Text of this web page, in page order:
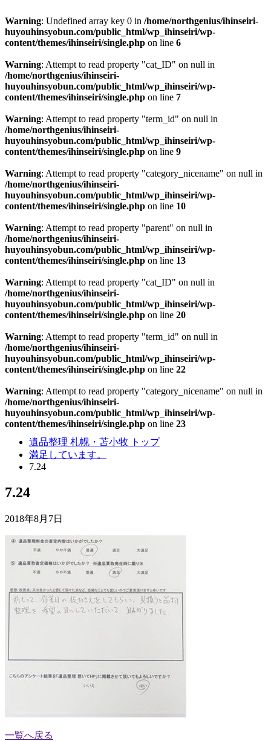
Warning: Undefined array key 0 in /home/northgenius/ihinseiri-
huyouhinsyobun.com/public_html/wp_ihinseiri/wp-
content/themes/ihinseiri/single.php on line 6
Warning: Attempt to read property "cat_ID" on null in
/home/northgenius/ihinseiri-
huyouhinsyobun.com/public_html/wp_ihinseiri/wp-
content/themes/ihinseiri/single.php on line 7
Warning: Attempt to read property "term_id" on null in
/home/northgenius/ihinseiri-
huyouhinsyobun.com/public_html/wp_ihinseiri/wp-
content/themes/ihinseiri/single.php on line 9
Warning: Attempt to read property "category_nicename" on null in
/home/northgenius/ihinseiri-
huyouhinsyobun.com/public_html/wp_ihinseiri/wp-
content/themes/ihinseiri/single.php on line 10
Warning: Attempt to read property "parent" on null in
/home/northgenius/ihinseiri-
huyouhinsyobun.com/public_html/wp_ihinseiri/wp-
content/themes/ihinseiri/single.php on line 13
Warning: Attempt to read property "cat_ID" on null in
/home/northgenius/ihinseiri-
huyouhinsyobun.com/public_html/wp_ihinseiri/wp-
content/themes/ihinseiri/single.php on line 20
Warning: Attempt to read property "term_id" on null in
/home/northgenius/ihinseiri-
huyouhinsyobun.com/public_html/wp_ihinseiri/wp-
content/themes/ihinseiri/single.php on line 22
Warning: Attempt to read property "category_nicename" on null in
/home/northgenius/ihinseiri-
huyouhinsyobun.com/public_html/wp_ihinseiri/wp-
content/themes/ihinseiri/single.php on line 23
遺品整理 札幌・苫小牧 トップ
満足しています。
7.24
7.24
2018年8月7日
一覧へ戻る